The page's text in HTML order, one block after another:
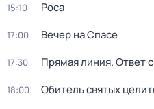
15:10 Роса
17:00 Вечер на Спасе
17:30 Прямая линия. Ответ
18:00 Обитель святых